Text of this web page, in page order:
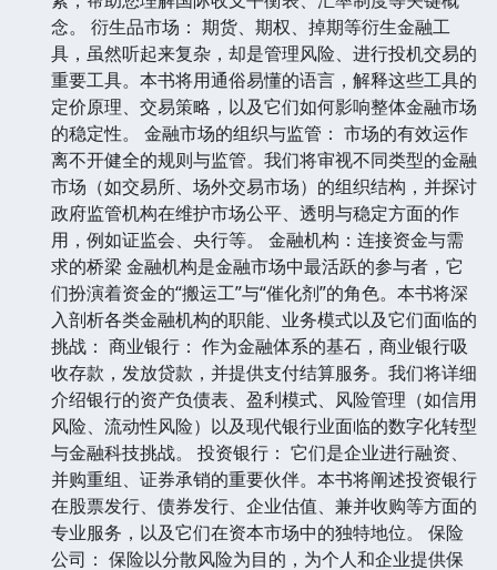
念。 衍生品市场： 期货、期权、掉期等衍生金融工
具，虽然听起来复杂，却是管理风险、进行投机交易的
重要工具。本书将用通俗易懂的语言，解释这些工具的
定价原理、交易策略，以及它们如何影响整体金融市场
的稳定性。 金融市场的组织与监管： 市场的有效运作
离不开健全的规则与监管。我们将审视不同类型的金融
市场（如交易所、场外交易市场）的组织结构，并探讨
政府监管机构在维护市场公平、透明与稳定方面的作
用，例如证监会、央行等。 金融机构：连接资金与需
求的桥梁 金融机构是金融市场中最活跃的参与者，它
们扮演着资金的“搬运工”与“催化剂”的角色。本书将深
入剖析各类金融机构的职能、业务模式以及它们面临的
挑战： 商业银行： 作为金融体系的基石，商业银行吸
收存款，发放贷款，并提供支付结算服务。我们将详细
介绍银行的资产负债表、盈利模式、风险管理（如信用
风险、流动性风险）以及现代银行业面临的数字化转型
与金融科技挑战。 投资银行： 它们是企业进行融资、
并购重组、证券承销的重要伙伴。本书将阐述投资银行
在股票发行、债券发行、企业估值、兼并收购等方面的
专业服务，以及它们在资本市场中的独特地位。 保险
公司： 保险以分散风险为目的，为个人和企业提供保